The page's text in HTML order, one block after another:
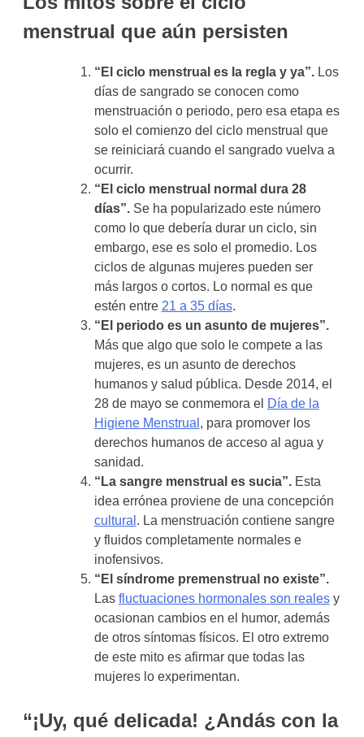
menstrual que aún persisten
“El ciclo menstrual es la regla y ya”. Los
días de sangrado se conocen como
menstruación o periodo, pero esa etapa es
solo el comienzo del ciclo menstrual que
se reiniciará cuando el sangrado vuelva a
ocurrir.
“El ciclo menstrual normal dura 28
días”.Se ha popularizado este número
como lo que debería durar un ciclo, sin
embargo, ese es solo el promedio. Los
ciclos de algunas mujeres pueden ser
más largos o cortos. Lo normal es que
estén entre 21 a 35 días.
“El periodo es un asunto de mujeres”.
Más que algo que solo le compete a las
mujeres, esun asunto de derechos
humanos y salud pública. Desde 2014, el
28 de mayo se conmemora el Día de la
Higiene Menstrual , para promover los
derechos humanos de acceso al agua y
sanidad.
“La sangre menstrual es sucia”.Esta
idea errónea proviene de una concepción
cultural . La menstruación contiene sangre
y fluidos completamente normales e
inofensivos.
“El síndrome premenstrual no existe”.
Las fluctuaciones hormonales son realesy
ocasionan cambios en el humor, además
de otros síntomas físicos. El otro extremo
de este mito es afirmar que todas las
mujeres lo experimentan.
“¡Uy, qué delicada! ¿Andás con la